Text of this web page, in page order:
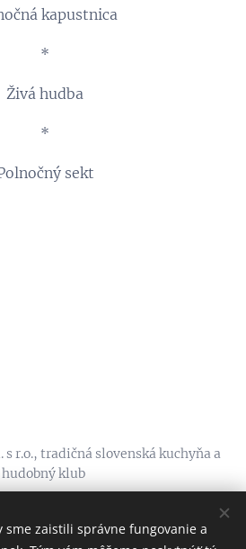
kapustnica
*
Živá hudba
*
sekt
r.o., tradičná slovenská kuchyňa a
hudobný klub
@kolibatristudnicky
sme zaistili správne fungovanie a